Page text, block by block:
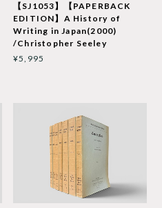
【SJ1053】【PAPERBACK
EDITION】A History of
Writing in Japan(2000)
/Christopher Seeley
¥5,995